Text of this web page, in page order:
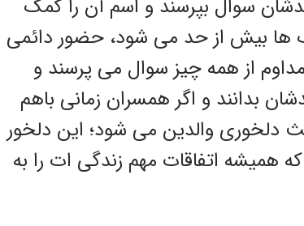
سوال بپرسند و اسم آن را کمک
ها بیش از حد می شود، حضور دائمی
از همه چیز سوال می پرسند و
بدانند و اگر همسران زمانی باهم
دلخوری والدین می شود؛ این دلخور
اتفاقات مهم زندگی ات را به